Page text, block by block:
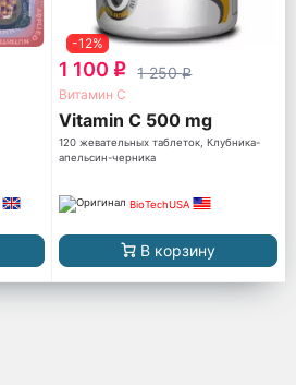
-12%
1 100 q 1 250q
Витамин С
Vitamin C 500 mg
120 жевательных таблеток, Клубника-
апельсин-черника
BioTechUSA
В корзину